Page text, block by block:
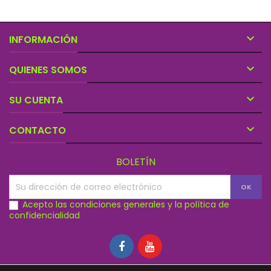
INFORMACIÓN 
QUIENES SOMOS 
SU CUENTA 
CONTACTO 
BOLETÍN
Acepto las condiciones generales y la política de
confidencialidad